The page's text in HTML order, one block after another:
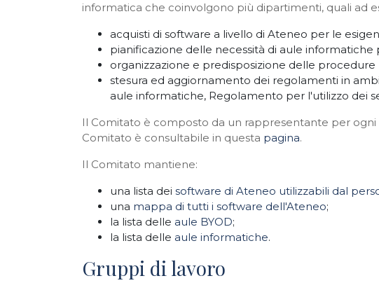
informatica che coinvolgono più dipartimenti, quali ad
acquisti di software a livello di Ateneo per le
pianificazione delle necessità di aule informatiche
organizzazione e predisposizione delle
stesura ed aggiornamento dei regolamenti in
aule informatiche, Regolamento per l'utilizzo dei
Il Comitato è composto da un rappresentante per
Comitato è consultabile in questa pagina.
Il Comitato mantiene:
una lista dei software di Ateneo utilizzabili dal
una mappa di tutti i software dell'Ateneo;
la lista delle aule BYOD;
la lista delle aule informatiche.
Gruppi di lavoro